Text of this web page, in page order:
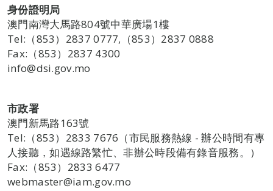
身份證明局
澳門南灣大馬路804號中華廣場1樓
Tel:（853）2837 0777,（853）2837 0888
Fax:（853）2837 4300
info@dsi.gov.mo
市政署
澳門新馬路163號
Tel:（853）2833 7676（市民服務熱線 - 辦公時間有專
人接聽，如遇線路繁忙、非辦公時段備有錄音服務。）
Fax:（853）2833 6477
webmaster@iam.gov.mo